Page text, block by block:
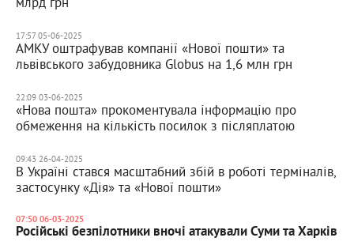
17:57 05-06-2025
АМКУ оштрафував компанії «Нової пошти» та
львівського забудовника Globus на 1,6 млн грн
22:09 03-06-2025
«Нова пошта» прокоментувала інформацію про
обмеження на кількість посилок з післяплатою
09:43 26-04-2025
В Україні стався масштабний збій в роботі терміналів,
застосунку «Дія» та «Нової пошти»
07:50 06-03-2025
Російські безпілотники вночі атакували Суми та Харків